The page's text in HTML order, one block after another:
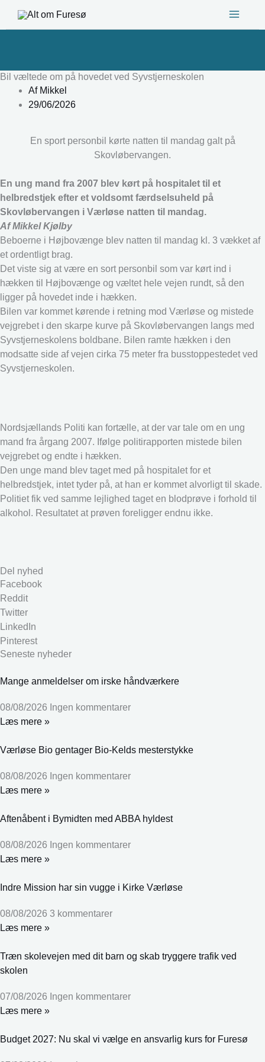
Bil væltede om på hovedet ved Syvstjerneskolen
AfMikkel
29/06/2026
En sport personbil kørte natten til mandag galt på
Skovløbervangen.
En ung mand fra 2007 blev kørt på hospitalet til et
helbredstjek efter et voldsomt færdselsuheld på
Skovløbervangen i Værløse natten til mandag.
Af Mikkel Kjølby
Beboerne i Højbovænge blev natten til mandag kl. 3 vækket af
et ordentligt brag.
Det viste sig at være en sort personbil som var kørt ind i
hækken til Højbovænge og væltet hele vejen rundt, så den
ligger på hovedet inde i hækken.
Bilen var kommet kørende i retning mod Værløse og mistede
vejgrebet i den skarpe kurve på Skovløbervangen langs med
Syvstjerneskolens boldbane. Bilen ramte hækken i den
modsatte side af vejen cirka 75 meter fra busstoppestedet ved
Syvstjerneskolen.
Nordsjællands Politi kan fortælle, at der var tale om en ung
mand fra årgang 2007. Ifølge politirapporten mistede bilen
vejgrebet og endte i hækken.
Den unge mand blev taget med på hospitalet for et
helbredstjek, intet tyder på, at han er kommet alvorligt til skade.
Politiet fik ved samme lejlighed taget en blodprøve i forhold til
alkohol. Resultatet at prøven foreligger endnu ikke.
Del nyhed
Facebook
Reddit
Twitter
LinkedIn
Pinterest
Seneste nyheder
Mange anmeldelser om irske håndværkere
08/08/2026 Ingen kommentarer
Læs mere »
Værløse Bio gentager Bio-Kelds mesterstykke
08/08/2026 Ingen kommentarer
Læs mere »
Aftenåbent i Bymidten med ABBA hyldest
08/08/2026 Ingen kommentarer
Læs mere »
Indre Mission har sin vugge i Kirke Værløse
08/08/2026 3 kommentarer
Læs mere »
Træn skolevejen med dit barn og skab tryggere trafik ved
skolen
07/08/2026 Ingen kommentarer
Læs mere »
Budget 2027: Nu skal vi vælge en ansvarlig kurs for Furesø